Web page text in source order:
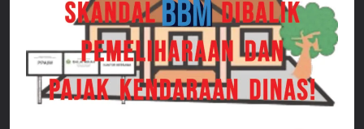
Cegah Stunting
Berangkatkan Empat
Korban Kebakaran KMP
Mutiara Sentosa 2 ke
Posko Pusat Tg. Perak
Surabaya
Agustus 5, 2026
SMA Negeri Nyalindung
Sukabumi Diduga
Lakukan Pungutan
melalui Komite Sekolah,
Disorot karena Dinilai
Bertentangan dengan
Agustus 4, 2026
Ketua Umum FSP
Maritim Indonesia
Bantah Isu Mogok